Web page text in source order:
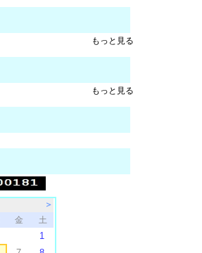
もっと見る
もっと見る
＞
金 土
1